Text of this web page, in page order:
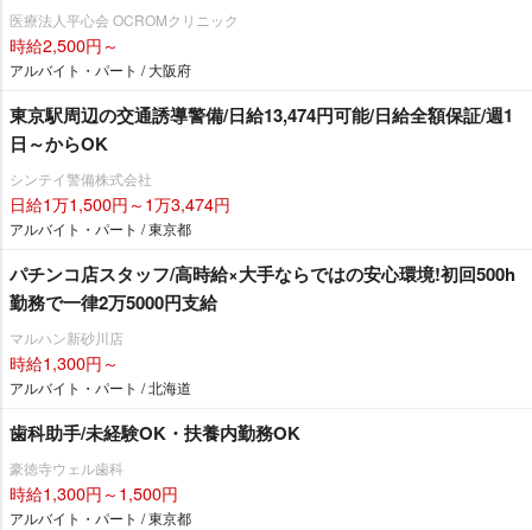
医療法人平心会 OCROMクリニック
時給2,500円～
アルバイト・パート / 大阪府
東京駅周辺の交通誘導警備/日給13,474円可能/日給全額保証/週1
日～からOK
シンテイ警備株式会社
日給1万1,500円～1万3,474円
アルバイト・パート / 東京都
パチンコ店スタッフ/高時給×大手ならではの安心環境!初回500h
勤務で一律2万5000円支給
マルハン新砂川店
時給1,300円～
アルバイト・パート / 北海道
歯科助手/未経験OK・扶養内勤務OK
豪徳寺ウェル歯科
時給1,300円～1,500円
アルバイト・パート / 東京都